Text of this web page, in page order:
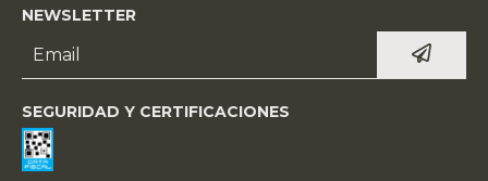
NEWSLETTER
SEGURIDAD Y CERTIFICACIONES